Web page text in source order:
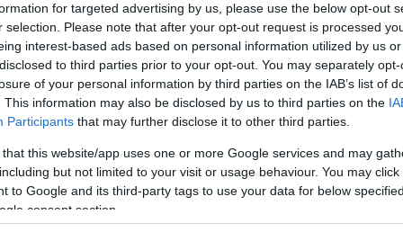
for targeted advertising by us, please use the below opt-out
selection. Please note that after your opt-out request is processed
interest-based ads based on personal information utilized by us
to third parties prior to your opt-out. You may separately
of your personal information by third parties on the IAB’s list of
This information may also be disclosed by us to third parties on the
Participants that may further disclose it to other third parties.
that this website/app uses one or more Google services and may
but not limited to your visit or usage behaviour. You may
to Google and its third-party tags to use your data for below
consent section.
buscas un refuerzo de última hora para completar tu equipo de
jornada 18, te traemos cinco opciones de menos de 1 millón de
que posiblemente cuenten con minutos y den puntos.
Leer más »
jornada 18: ¿Quién sustituirá a Fernando y
diciembre 2021 PorJesus Gallo|